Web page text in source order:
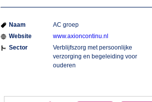
Naam
AC groep
Website
www.axioncontinu.nl
Sector
Verblijfszorg met persoonlijke
verzorging en begeleiding voor
ouderen